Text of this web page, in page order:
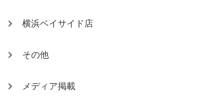
横浜ベイサイド店
その他
メディア掲載